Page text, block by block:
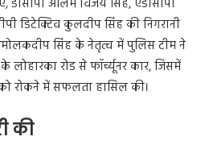
डिटेक्टिव कुलदीप सिंह की निगरानी
सिंह के नेतृत्व में पुलिस टीम ने
रोड से फॉर्च्यूनर कार, जिसमें
को रोकने में सफलता हासिल की।
की